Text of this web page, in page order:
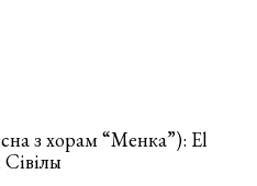
з хорам “Менка”): El